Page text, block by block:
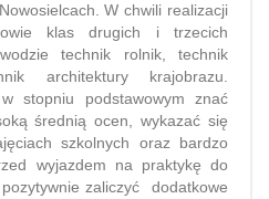
W chwili realizacji
klas drugich i trzecich
technik rolnik, technik
architektury krajobrazu.
stopniu podstawowym znać
średnią ocen, wykazać się
szkolnych oraz bardzo
wyjazdem na praktykę do
zaliczyć dodatkowe